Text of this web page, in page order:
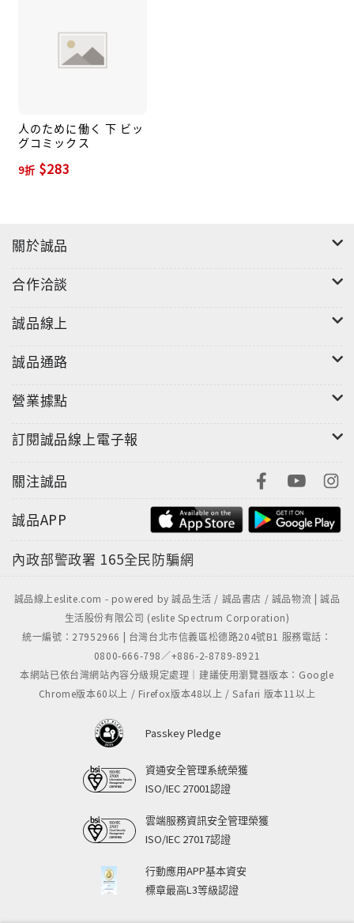
人のために働く 下 ビッ
グコミックス
9折 $283
關於誠品
合作洽談
誠品線上
誠品通路
營業據點
訂閱誠品線上電子報
關注誠品
誠品APP
內政部警政署 165全民防騙網
誠品線上eslite.com - powered by 誠品生活 / 誠品書店 / 誠品物流 | 誠品
生活股份有限公司 (eslite Spectrum Corporation)
統一編號：27952966 | 台灣台北市信義區松德路204號B1 服務電話：
0800-666-798／+886-2-8789-8921
本網站已依台灣網站內容分級規定處理｜建議使用瀏覽器版本：Google
Chrome版本60以上 / Firefox版本48以上 / Safari 版本11以上
Passkey Pledge
資通安全管理系統榮獲
ISO/IEC 27001認證
雲端服務資訊安全管理榮獲
ISO/IEC 27017認證
行動應用APP基本資安
標章最高L3等級認證